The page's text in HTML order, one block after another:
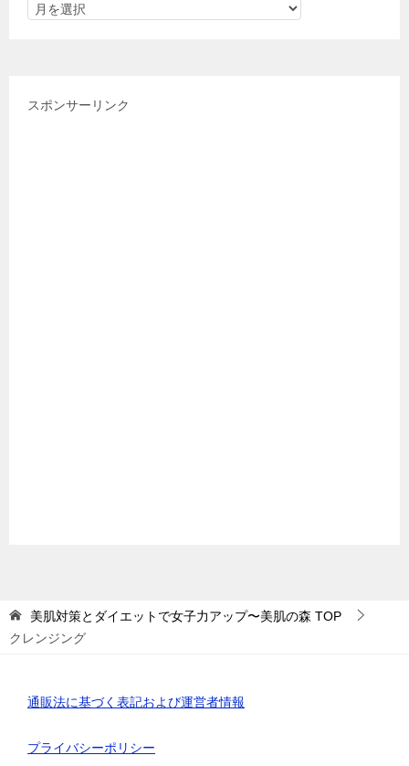
スポンサーリンク
美肌対策とダイエットで女子力アップ〜美肌の森 TOP
クレンジング
通販法に基づく表記および運営者情報
プライバシーポリシー